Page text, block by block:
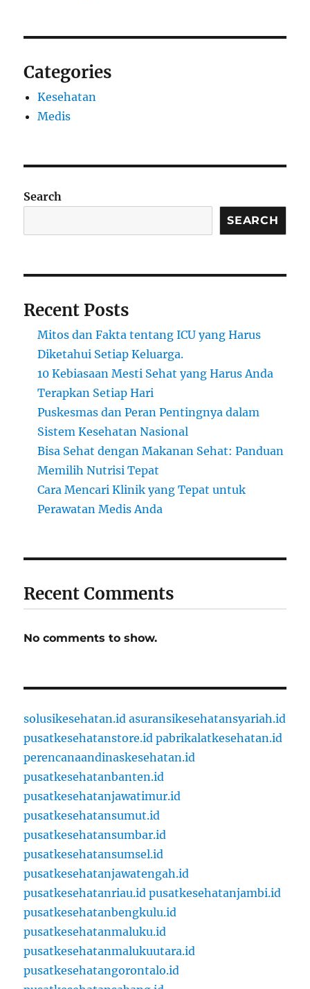
Categories
Kesehatan
Medis
Search
SEARCH
Recent Posts
Mitos dan Fakta tentang ICU yang Harus
Diketahui Setiap Keluarga.
10 Kebiasaan Mesti Sehat yang Harus Anda
Terapkan Setiap Hari
Puskesmas dan Peran Pentingnya dalam
Sistem Kesehatan Nasional
Bisa Sehat dengan Makanan Sehat: Panduan
Memilih Nutrisi Tepat
Cara Mencari Klinik yang Tepat untuk
Perawatan Medis Anda
Recent Comments
No comments to show.
solusikesehatan.id asuransikesehatansyariah.id
pusatkesehatanstore.id pabrikalatkesehatan.id
perencanaandinaskesehatan.id
pusatkesehatanbanten.id
pusatkesehatanjawatimur.id
pusatkesehatansumut.id
pusatkesehatansumbar.id
pusatkesehatansumsel.id
pusatkesehatanjawatengah.id
pusatkesehatanriau.id pusatkesehatanjambi.id
pusatkesehatanbengkulu.id
pusatkesehatanmaluku.id
pusatkesehatanmalukuutara.id
pusatkesehatangorontalo.id